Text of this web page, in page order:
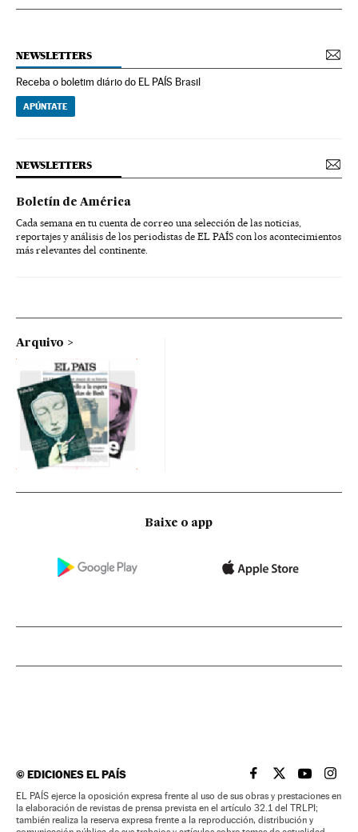
NEWSLETTERS
Receba o boletim diário do EL PAÍS Brasil
APÚNTATE
NEWSLETTERS
Boletín de América
Cada semana en tu cuenta de correo una selección de las noticias,
reportajes y análisis de los periodistas de EL PAÍS con los acontecimientos
más relevantes del continente.
Arquivo
Baixe o app
©EDICIONES EL PAÍS EL PAÍS BRASIL EN
EL PAÍSEL PAÍS
EL
EL PAÍS ejerce la oposición expresa frente al uso de sus obras y prestaciones en
la elaboración de revistas de prensa prevista en el artículo 32.1 del TRLPI;
también realiza la reserva expresa frente a la reproducción, distribución y